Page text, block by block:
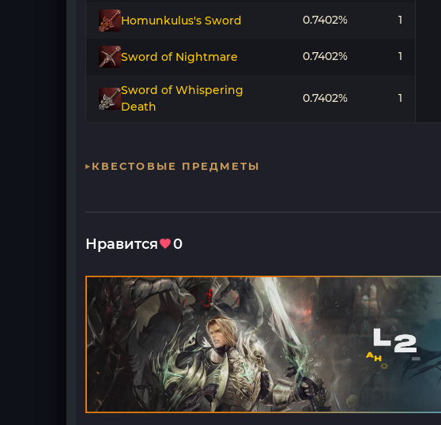
Homunkulus's Sword 0.7402% 1
Sword of Nightmare 0.7402% 1
Sword of Whispering
Death
0.7402% 1
КВЕСТОВЫЕ ПРЕДМЕТЫ
Нравится 0